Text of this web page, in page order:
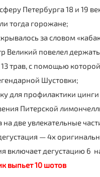
Петербурга 18 и 19
тогда горожане;
за словом
Великий повелел
трав, с помощью
Шустовки;
для профилактики
Питерской
две увлекательные
— 4х
включает дегустацию 6
выпьет 10 шотов